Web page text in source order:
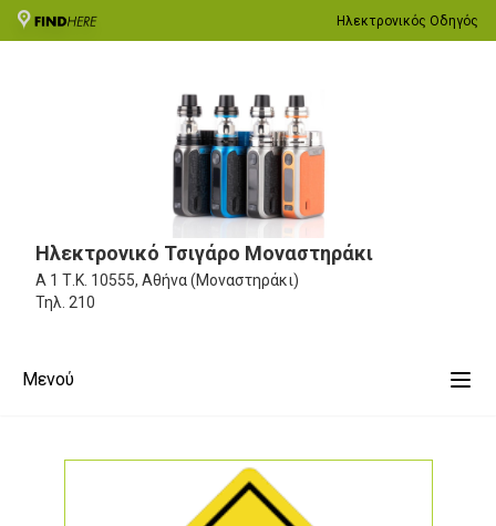
Ηλεκτρονικός Οδηγός
Ηλεκτρονικό Τσιγάρο Μοναστηράκι
Α 1 Τ.Κ. 10555, Αθήνα (Μοναστηράκι)
Τηλ. 210
Μενού